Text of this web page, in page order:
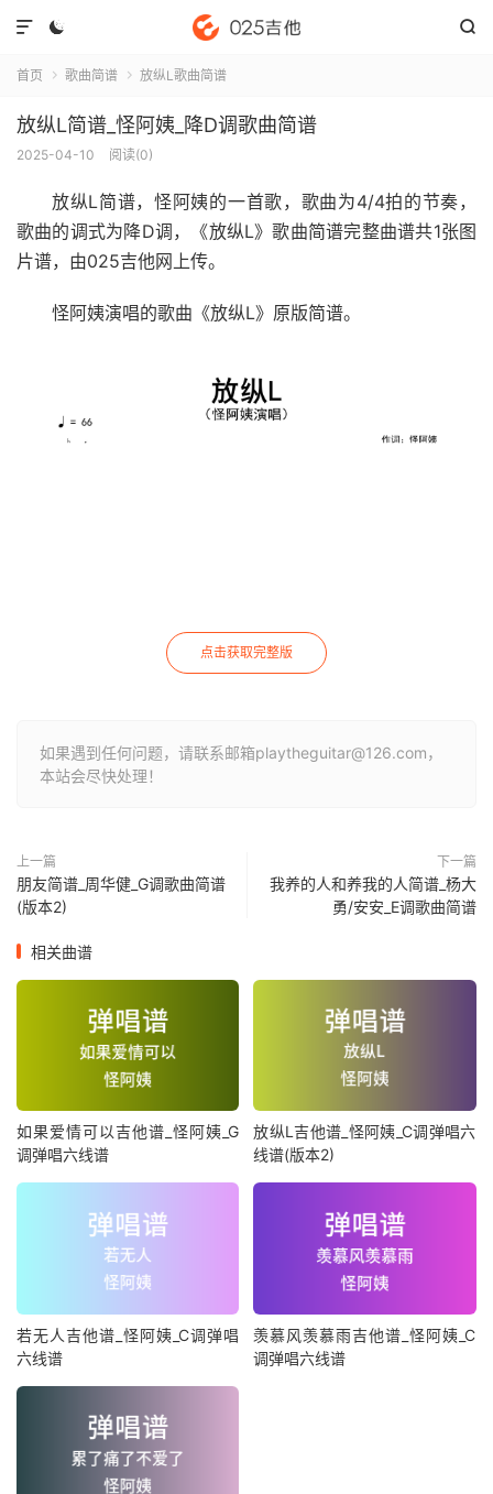
 

首页  歌曲简谱  放纵L歌曲简谱
放纵L简谱_怪阿姨_降D调歌曲简谱
2025-04-10 阅读(0)
放纵L简谱，怪阿姨的一首歌，歌曲为4/4拍的节奏，
歌曲的调式为降D调，《放纵L》歌曲简谱完整曲谱共1张图
片谱，由025吉他网上传。
怪阿姨演唱的歌曲《放纵L》原版简谱。
点击获取完整版
如果遇到任何问题，请联系邮箱playtheguitar@126.com，
本站会尽快处理！
上一篇
朋友简谱_周华健_G调歌曲简谱
(版本2)
下一篇
我养的人和养我的人简谱_杨大
勇/安安_E调歌曲简谱
相关曲谱
如果爱情可以吉他谱_怪阿姨_G
调弹唱六线谱
放纵L吉他谱_怪阿姨_C调弹唱六
线谱(版本2)
若无人吉他谱_怪阿姨_C调弹唱
六线谱
羡慕风羡慕雨吉他谱_怪阿姨_C
调弹唱六线谱